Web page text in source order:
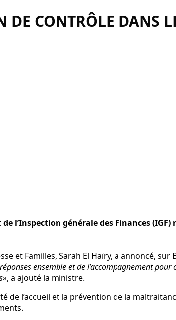
CONTRÔLE DANS
l’Inspection générale des Finances
et Familles, Sarah El Haïry, a annoncé, sur
ensemble et de l’accompagnement pour
, a ajouté la ministre.
de l’accueil et la prévention de la